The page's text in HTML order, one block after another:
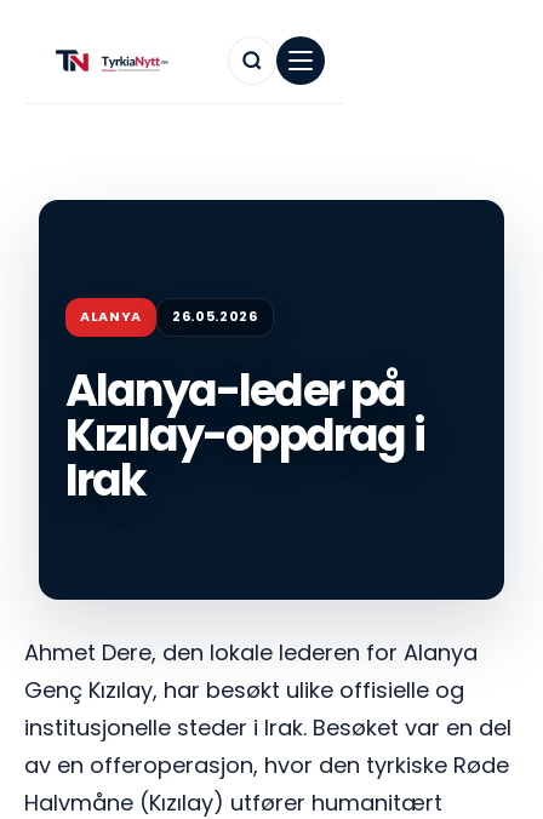
ALANYA 26.05.2026
Alanya-leder på
Kızılay-oppdrag i
Irak
Ahmet Dere, den lokale lederen for Alanya
Genç Kızılay, har besøkt ulike offisielle og
institusjonelle steder i Irak. Besøket var en del
av en offeroperasjon, hvor den tyrkiske Røde
Halvmåne (Kızılay) utfører humanitært